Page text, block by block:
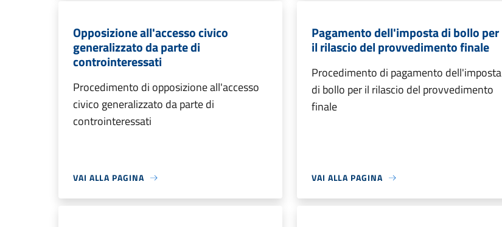
Opposizione all'accesso civico
generalizzato da parte di
controinteressati
Procedimento di opposizione all'accesso
civico generalizzato da parte di
controinteressati
VAI ALLA PAGINA
Pagamento dell'imposta di bollo per
il rilascio del provvedimento finale
Procedimento di pagamento dell'imposta
di bollo per il rilascio del provvedimento
finale
VAI ALLA PAGINA